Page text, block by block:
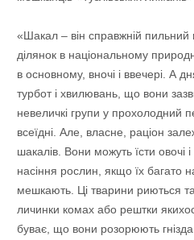
«Шакал – він справжній пильний
ділянок в національному
в основному, вночі і ввечері. А
турбот і хвилювань, що вони
невеличкі групи у прохолодний
всеїдні. Але, власне, раціон
шакалів. Вони можуть їсти овочі
насіння рослин, якщо їх багато
мешкають. Ці тварини риються
личинки комах або рештки
буває, що вони розорюють гнізда